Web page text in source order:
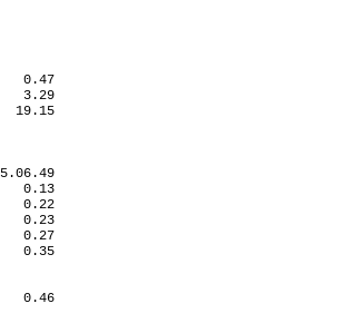
0.47
3.29
0.13
0.22
0.23
0.27
0.35
0.46